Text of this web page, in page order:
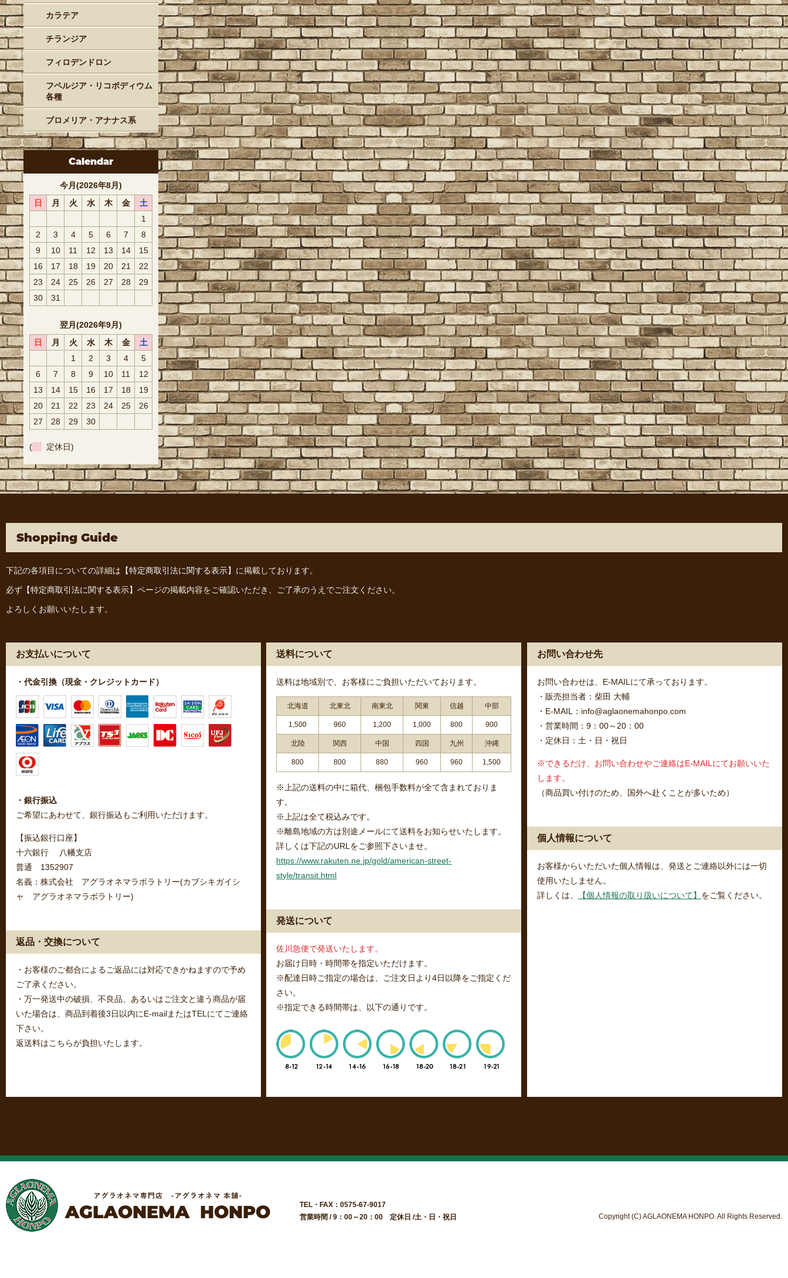
カラテア
チランジア
フィロデンドロン
フペルジア・リコポディウム
各種
ブロメリア・アナナス系
Calendar
今月(2026年8月)
日
月 火 水 木 金
土
1
2
3 4 5 6 7
8
9
10 11 12 13 14
15
16
17 18 19 20 21
22
23
24 25 26 27 28
29
30
31
翌月(2026年9月)
日
月 火 水 木 金
土
1
2 3 4
5
6
7 8 9 10 11
12
13
14 15 16 17 18
19
20
21 22 23 24 25
26
27
28 29 30
( 定休日)
Shopping Guide
下記の各項目についての詳細は 【特定商取引法に関する表示】 に掲載しております。
必ず 【特定商取引法に関する表示】 ページの掲載内容をご確認いただき、ご了承のうえでご注文ください。
よろしくお願いいたします。
お支払いについて
・代金引換（現金・クレジットカード）
・銀行振込
ご希望にあわせて、銀行振込もご利用いただけます。
【振込銀行口座】
十六銀行 八幡支店
普通 1352907
名義：株式会社 アグラオネマラボラトリー(カブシキガイシ
ャ アグラオネマラボラトリー)
返品・交換について
・お客様のご都合によるご返品には対応できかねますので予め
ご了承ください。
・万一発送中の破損、不良品、あるいはご注文と違う商品が届
いた場合は、商品到着後3日以内にE-mailまたはTELにてご連絡
下さい。
返送料はこちらが負担いたします。
送料について
送料は地域別で、お客様にご負担いただいております。
北海道 北東北 南東北 関東 信越 中部
1,500 960 1,200 1,000 800 900
北陸 関西 中国 四国 九州 沖縄
800 800 880 960 960 1,500
※上記の送料の中に箱代、梱包手数料が全て含まれておりま
す。
※上記は全て税込みです。
※離島地域の方は別途メールにて送料をお知らせいたします。
詳しくは下記のURLをご参照下さいませ。
https://www.rakuten.ne.jp/gold/american-street-
style/transit.html
発送について
佐川急便で発送いたします。
お届け日時・時間帯を指定いただけます。
※配達日時ご指定の場合は、ご注文日より4日以降をご指定くだ
さい。
※指定できる時間帯は、以下の通りです。
お問い合わせ先
お問い合わせは、E-MAILにて承っております。
・販売担当者：柴田 大輔
・E-MAIL：info@aglaonemahonpo.com
・営業時間：9：00～20：00
・定休日：土・日・祝日
※できるだけ、お問い合わせやご連絡はE-MAILにてお願いいた
します。
（商品買い付けのため、国外へ赴くことが多いため）
個人情報について
お客様からいただいた個人情報は、発送とご連絡以外には一切
使用いたしません。
詳しくは、
【個人情報の取り扱いについて】 をご覧ください。
TEL・FAX：0575-67-9017
営業時間 / 9：00～20：00 定休日 /土・日・祝日
Copyright (C) AGLAONEMA HONPO. All Rights Reserved.